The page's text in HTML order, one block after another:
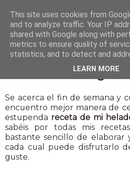
Helado de mango
Se acerca el fin de semana y
encuentro mejor manera de
estupenda receta de mi
sabéis por todas mis
bastante sencillo de
cada cual puede disfrutarlo
guste.
This site uses cookies from
and to analyze traffic. Your IP
shared with Google along with
metrics to ensure quality of
statistics, and to detect and
LEARN MORE